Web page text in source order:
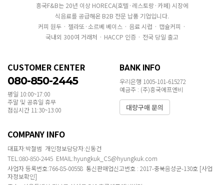
흥국F&B는 20년 이상 HORECA(호텔·레스토랑·카페) 시장에
식음료를 공급해온 B2B 전문 납품 기업입니다.
커피 원두 · 젤라또·소르베 베이스 · 음료 시럽 · 캡슐커피 ·
국내외 300여 거래처 · HACCP 인증 · 전국 당일 출고
CUSTOMER CENTER
080-850-2445
평일 10:00~17:00
주말 및 공휴일 휴무
점심시간 11:30~13:00
BANK INFO
우리은행 1005-101-615272
예금주 : (주)흥국에프엔비
대량구매 문의
COMPANY INFO
대표자:박철범 개인정보담당자:신동건
TEL:080-850-2445 EMAIL:hyungkuk_CS@hyungkuk.com
사업자 등록번호:766-85-00558 통신판매업신고번호 : 2017-충북음성군-130호 [사업
자정보확인]